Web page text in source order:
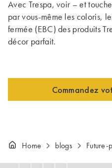
Avec Trespa, voir – et
par vous-même les coloris,
fermée (EBC) des produits
décor parfait.
Commandez
Home blogs Future-